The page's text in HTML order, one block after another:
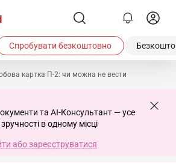
Спробувати безкоштовно
картка П-2: чи можна не вести
та AI-Консультант — усе
в одному місці
або зареєструватися